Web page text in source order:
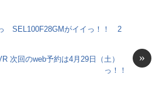
SEL100F28GMがイイっ！！ 2
»
次回のweb予約は4月29日（土）
っ！！